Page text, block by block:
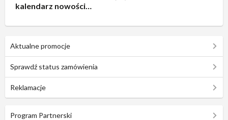
kalendarz nowości
Aktualne promocje
Sprawdź status zamówienia
Reklamacje
Program Partnerski